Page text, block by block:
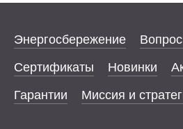
Энергосбережение
Сертификаты
Новинки
Гарантии
Миссия и